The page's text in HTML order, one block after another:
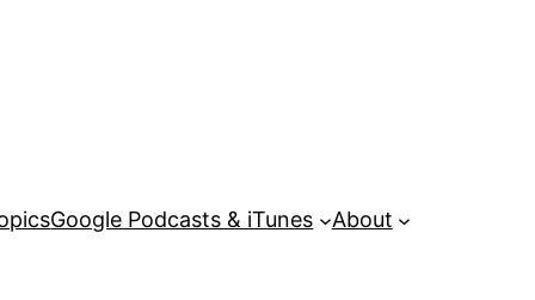
Google Podcasts & iTunes About